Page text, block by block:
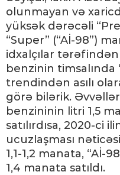
olunmayan və
yüksək dərəcəli
“Super” (“Aİ-98”)
idxalçılar
benzinin timsalında
trendindən asılı
görə bilərik. Əvvəllər
benzininin litri 1,5
satılırdısa, 2020-ci
ucuzlaşması
1,1-1,2 manata, “Aİ-
1,4 manata satıldı.